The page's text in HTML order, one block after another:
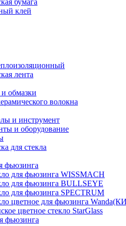
бумага
клей
лента
обмазки
волокна
и инструмент
и оборудование
для стекла
фьюзинга
для фьюзинга WISSMACH
для фьюзинга BULLSEYE
для фьюзинга SPECTRUM
цветное для фьюзинга
цветное стекло StarGlass
фьюзинга